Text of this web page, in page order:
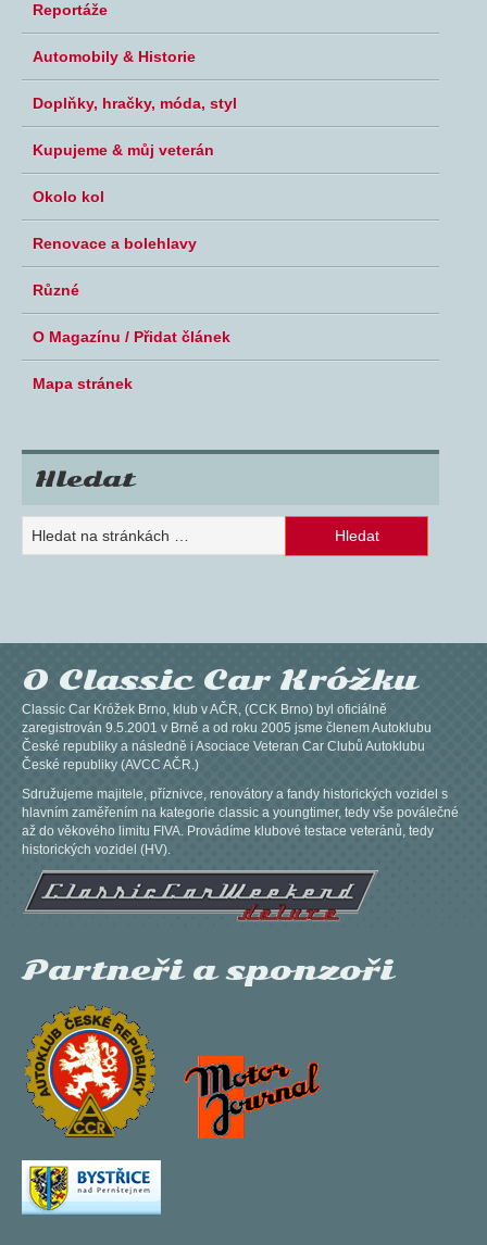
Reportáže
Automobily & Historie
Doplňky, hračky, móda, styl
Kupujeme & můj veterán
Okolo kol
Renovace a bolehlavy
Různé
O Magazínu / Přidat článek
Mapa stránek
Hledat
O Classic Car Króžku
Classic Car Króžek Brno, klub v AČR, (CCK Brno) byl oficiálně
zaregistrován 9.5.2001 v Brně a od roku 2005 jsme členem Autoklubu
České republiky a následně i Asociace Veteran Car Clubů Autoklubu
České republiky (AVCC AČR.)
Sdružujeme majitele, příznivce, renovátory a fandy historických vozidel s
hlavním zaměřením na kategorie classic a youngtimer, tedy vše poválečné
až do věkového limitu FIVA. Provádíme klubové testace veteránů, tedy
historických vozidel (HV).
Partneři a sponzoři